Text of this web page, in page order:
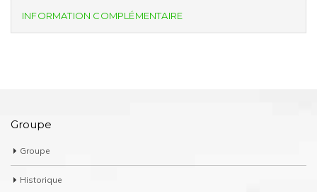
INFORMATION COMPLÉMENTAIRE
Groupe
Groupe
Historique